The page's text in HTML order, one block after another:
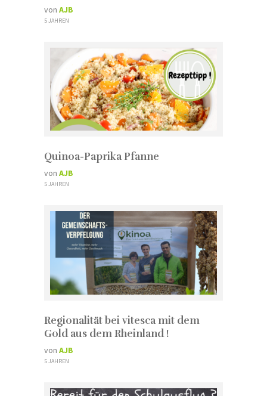
von AJB
5 JAHREN
Quinoa-Paprika Pfanne
von AJB
5 JAHREN
Regionalität bei vitesca mit dem
Gold aus dem Rheinland !
von AJB
5 JAHREN